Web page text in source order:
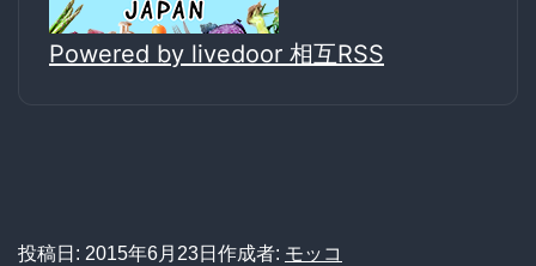
Powered by livedoor 相互RSS
投稿日: 2015年6月23日 作成者: モッコ